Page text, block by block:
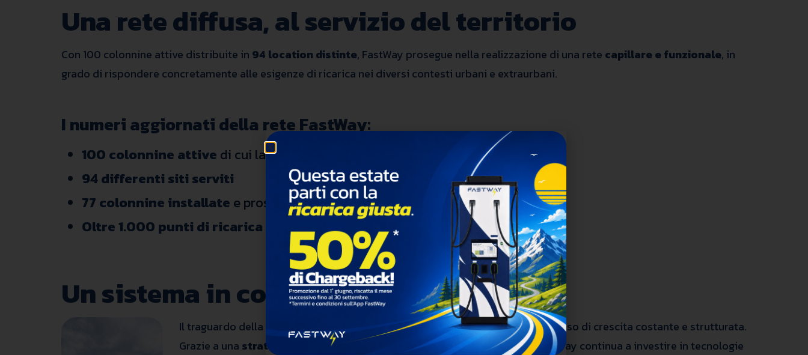
Una rete diffusa, al servizio del territorio
Con 100 colonnine attive distribuite in 94 location distinte, FastWay prosegue nella realizzazione di una rete capillare e funzionale, in
grado di rispondere concretamente alle esigenze di ricarica nei diversi contesti urbani e extraurbani.
I numeri aggiornati della rete FastWay:
100 colonnine attive di cui la maggior parte Ultra-Fast da 120 kW e oltre
94 differenti siti serviti
77 colonnine installate e prossime all’attivazione
Oltre1.000 punti di ricarica in fase di svilupposu tutto il territorio nazionale
Un sistema in continua evoluzione
Il traguardo della centesima attivazione segna una tappa rilevante in un percorso di crescita costante e strutturata.
Grazie a una strategia orientata al cliente e all’efficienza della rete, FastWay continua a investire in tecnologie